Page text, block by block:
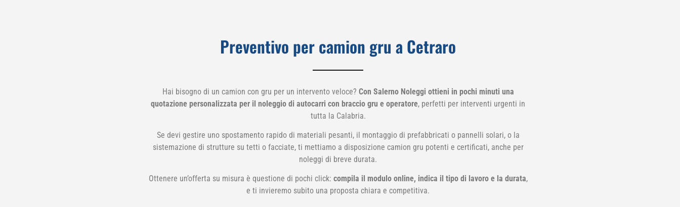
Preventivo per camion gru a Cetraro
Hai bisogno di un camion con gru per un intervento veloce? Con Salerno Noleggi ottieni in pochi minuti una
quotazione personalizzata per il noleggio di autocarri con braccio gru e operatore, perfetti per interventi urgenti in
tutta la Calabria.
Se devi gestire uno spostamento rapido di materiali pesanti, il montaggio di prefabbricati o pannelli solari, o la
sistemazione di strutture su tetti o facciate, ti mettiamo a disposizione camion gru potenti e certificati, anche per
noleggi di breve durata.
Ottenere un’offerta su misura è questione di pochi click: compila il modulo online, indica il tipo di lavoro e la durata,
e ti invieremo subito una proposta chiara e competitiva.